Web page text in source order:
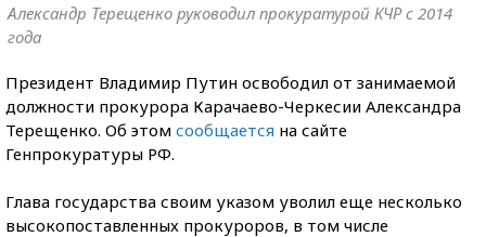
Александр Терещенко руководил прокуратурой КЧР с 2014
года
Президент Владимир Путин освободил от занимаемой
должности прокурора Карачаево-Черкесии Александра
Терещенко. Об этом сообщается на сайте
Генпрокуратуры РФ.
Глава государства своим указом уволил еще несколько
высокопоставленных прокуроров, в том числе